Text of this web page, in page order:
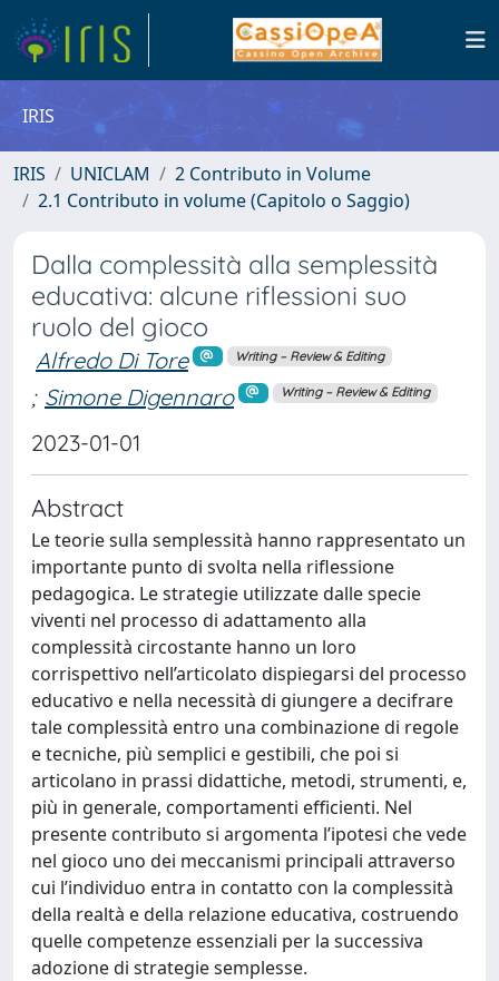
IRIS
IRIS UNICLAM
2 Contributo in Volume
2.1 Contributo in volume (Capitolo o Saggio)
Dalla complessità alla semplessità
educativa: alcune riflessioni suo
ruolo del gioco
Alfredo Di Tore Writing – Review & Editing
; Simone Digennaro Writing – Review & Editing
2023-01-01
Abstract
Le teorie sulla semplessità hanno rappresentato un
importante punto di svolta nella riflessione
pedagogica. Le strategie utilizzate dalle specie
viventi nel processo di adattamento alla
complessità circostante hanno un loro
corrispettivo nell’articolato dispiegarsi del processo
educativo e nella necessità di giungere a decifrare
tale complessità entro una combinazione di regole
e tecniche, più semplici e gestibili, che poi si
articolano in prassi didattiche, metodi, strumenti, e,
più in generale, comportamenti efficienti. Nel
presente contributo si argomenta l’ipotesi che vede
nel gioco uno dei meccanismi principali attraverso
cui l’individuo entra in contatto con la complessità
della realtà e della relazione educativa, costruendo
quelle competenze essenziali per la successiva
adozione di strategie semplesse.